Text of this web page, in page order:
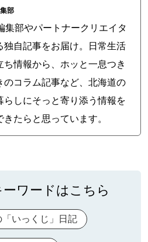
部
集部やパートナークリエイタ
独自記事をお届け。日常生活
ち情報から、ホッと一息つき
のコラム記事など、北海道の
らしにそっと寄り添う情報を
きたらと思っています。
ワードはこちら
いっくじ」日記